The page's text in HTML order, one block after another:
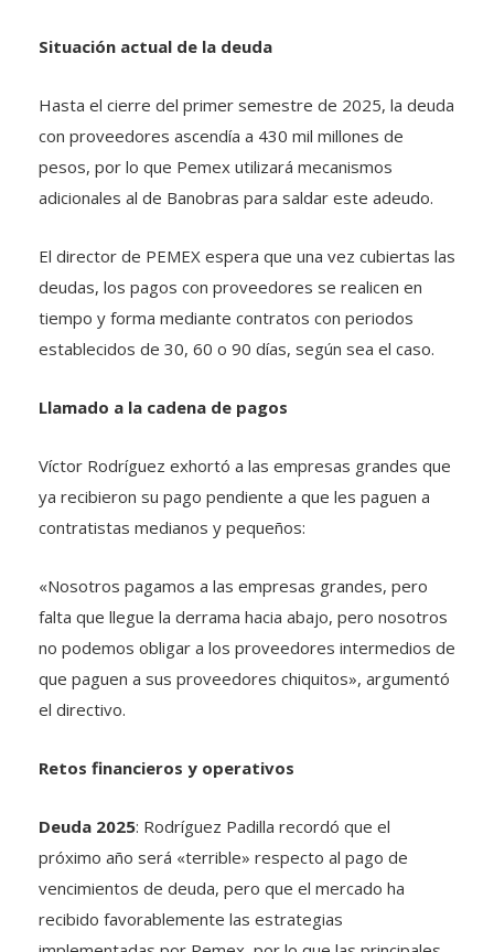
Situación actual de la deuda
Hasta el cierre del primer semestre de 2025, la deuda
con proveedores ascendía a 430 mil millones de
pesos, por lo que Pemex utilizará mecanismos
adicionales al de Banobras para saldar este adeudo.
El director de PEMEX espera que una vez cubiertas las
deudas, los pagos con proveedores se realicen en
tiempo y forma mediante contratos con periodos
establecidos de 30, 60 o 90 días, según sea el caso.
Llamado a la cadena de pagos
Víctor Rodríguez exhortó a las empresas grandes que
ya recibieron su pago pendiente a que les paguen a
contratistas medianos y pequeños:
«Nosotros pagamos a las empresas grandes, pero
falta que llegue la derrama hacia abajo, pero nosotros
no podemos obligar a los proveedores intermedios de
que paguen a sus proveedores chiquitos», argumentó
el directivo.
Retos financieros y operativos
Deuda 2025: Rodríguez Padilla recordó que el
próximo año será «terrible» respecto al pago de
vencimientos de deuda, pero que el mercado ha
recibido favorablemente las estrategias